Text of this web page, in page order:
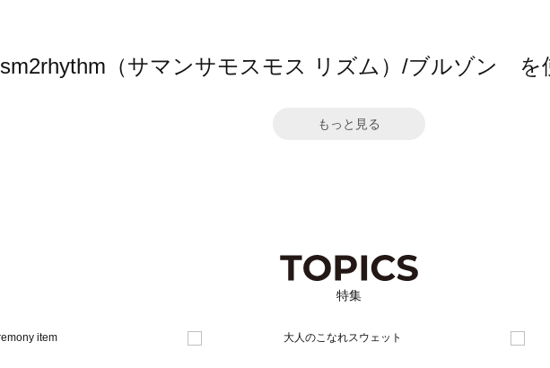
sm2rhythm（サマンサモスモス リズム）/ブルゾン を
もっと見る
特集